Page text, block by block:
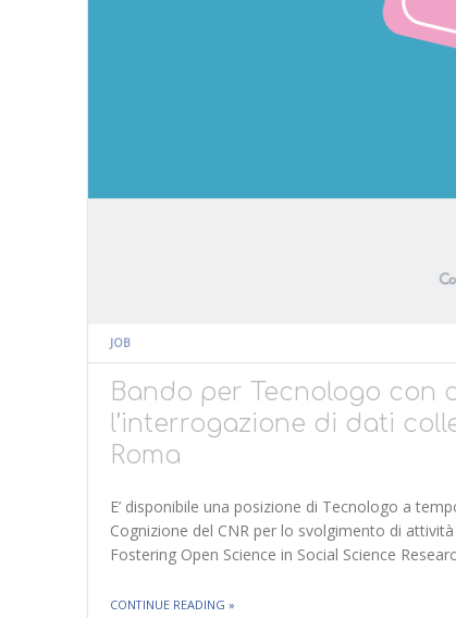
JOB
Bando per Tecnologo con
l’interrogazione di dati
Roma
E’ disponibile una posizione di Tecnologo a
Cognizione del CNR per lo svolgimento di
Fostering Open Science in Social Science
CONTINUE READING THE "BANDO PER TECNOLOGO CON
»